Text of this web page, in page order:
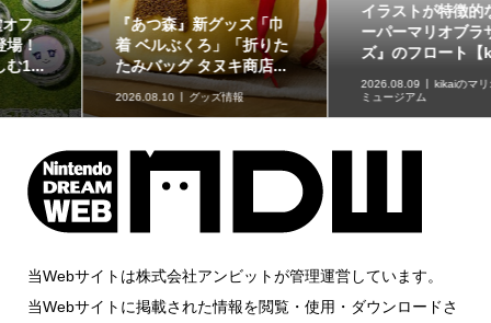
イラストが特徴的な『ス
ーパーマリオブラザー
ズ』のフロート【kikai...
2026.08.09
kikaiのマリオグッズ
原作再現がスゴい「ギャ
ラクシーコート」の細部
に注目！元ネタも合わ...
2026.08.09 企画記事
当Webサイトは株式会社アンビットが管理運営しています。
当Webサイトに掲載された情報を閲覧・使用・ダウンロードさ